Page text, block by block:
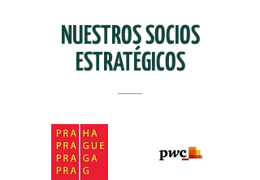
NUESTROS SOCIOS
ESTRATÉGICOS